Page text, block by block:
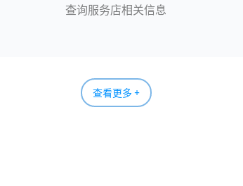
查询服务店相关信息
查看更多 +